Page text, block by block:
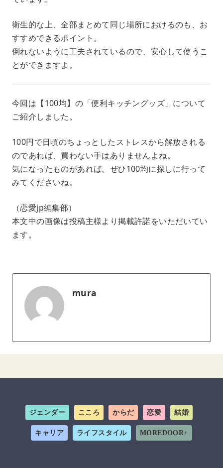
衛生的な上、全部まとめて同じ場所におけるのも、お
すすめできるポイント。
倒れないように工夫されているので、安心して使うこ
とができますよ。
今回は【100均】の「便利キッチングッズ」について
ご紹介しました。
100円で日頃のちょっとしたストレスから解放される
のであれば、買わない手はありませんよね。
気になったものがあれば、ぜひ100均に探しに行って
みてくださいね。
（恋愛jp編集部）
本文中の画像は投稿主様より掲載許諾をいただいてい
ます。
mura
ジェンダー こころ からだ 恋愛 結婚
キャリア ライフスタイル MOREDOOR+